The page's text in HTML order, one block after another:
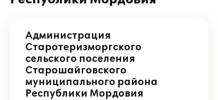
Администрация
Старотеризморгского
сельского поселения
Старошайговского
муниципального района
Республики Мордовия